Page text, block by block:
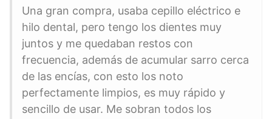
Una gran compra, usaba cepillo eléctrico e
hilo dental, pero tengo los dientes muy
juntos y me quedaban restos con
frecuencia, además de acumular sarro cerca
de las encías, con esto los noto
perfectamente limpios, es muy rápido y
sencillo de usar. Me sobran todos los